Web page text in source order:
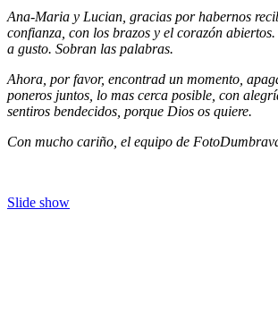
Ana-Maria y Lucian, gracias por habernos
confianza, con los brazos y el corazón
a gusto. Sobran las palabras.
Ahora, por favor, encontrad un momento,
poneros juntos, lo mas cerca posible, con
sentiros bendecidos, porque Dios os quiere.
Con mucho cariño, el equipo de
Slide show